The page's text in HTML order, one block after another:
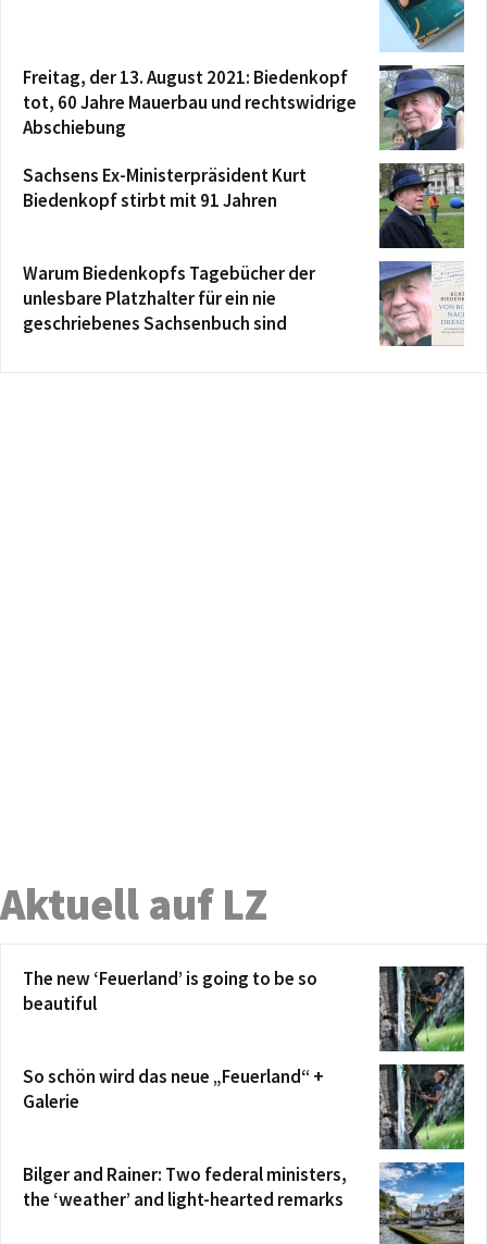
Freitag, der 13. August 2021: Biedenkopf
tot, 60 Jahre Mauerbau und rechtswidrige
Abschiebung
Sachsens Ex-Ministerpräsident Kurt
Biedenkopf stirbt mit 91 Jahren
Warum Biedenkopfs Tagebücher der
unlesbare Platzhalter für ein nie
geschriebenes Sachsenbuch sind
Aktuell auf LZ
The new ‘Feuerland’ is going to be so
beautiful
So schön wird das neue „Feuerland“ +
Galerie
Bilger and Rainer: Two federal ministers,
the ‘weather’ and light-hearted remarks